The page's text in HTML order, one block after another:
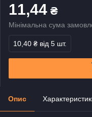
11,44 ₴
Мінімальна сума
10,40 ₴ від 5 шт.
Опис